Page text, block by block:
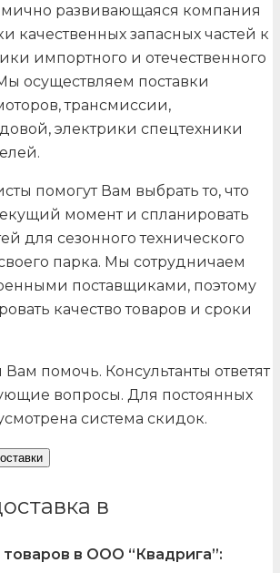
развивающаяся компания
качественных запасных частей к
импортного и отечественного
осуществляем поставки
трансмиссии,
электрики спецтехники
помогут Вам выбрать то, что
момент и спланировать
для сезонного технического
парка. Мы сотрудничаем
поставщиками, поэтому
качество товаров и сроки
помочь. Консультанты ответят
вопросы. Для постоянных
система скидок.
в
в ООО “Квадрига”: